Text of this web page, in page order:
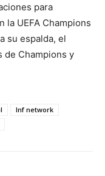
para
la UEFA Champions
su espalda, el
de Champions y
lnf network